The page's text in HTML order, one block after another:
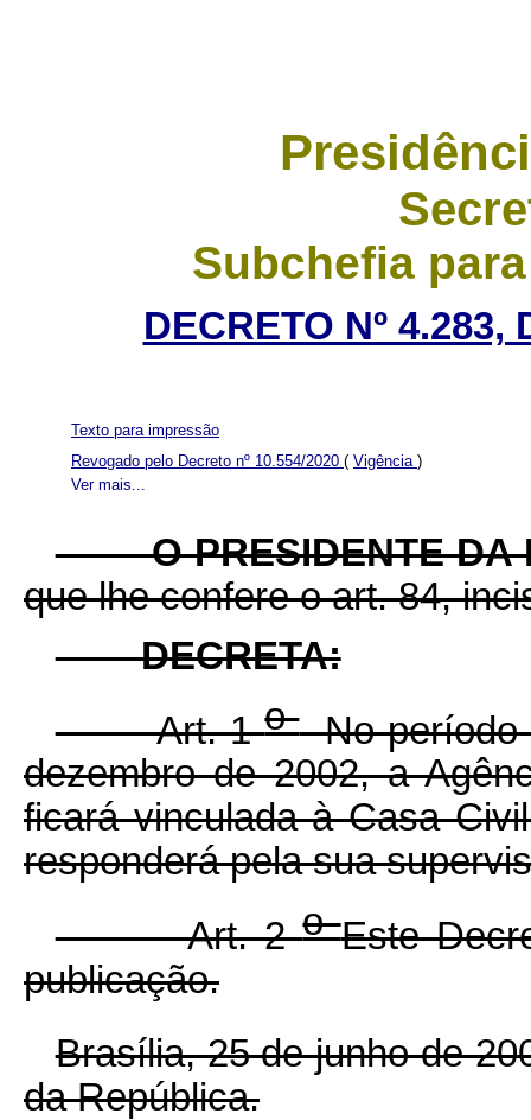
Subchefia
DECRETO Nº
Ver mais...
Texto para impressão
Revogado pelo Decreto nº 10.554/2020 ( Vigência )
O PRESIDENTE DA
que lhe confere o art. 84,
DECRETA:
Art. 1oNo período
dezembro de 2002, a
ficará vinculada à Casa
responderá pela sua
Art. 2oEste
publicação.
Brasília, 25 de junho de
da República.